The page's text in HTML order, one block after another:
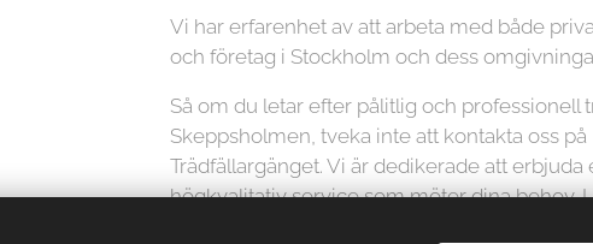
Vi har erfarenhet av att arbeta med både
och företag i Stockholm och dess
Så om du letar efter pålitlig och professionell
Skeppsholmen, tveka inte att kontakta oss på
Trädfällargänget. Vi är dedikerade att erbjuda
högkvalitativ service som möter dina behov.